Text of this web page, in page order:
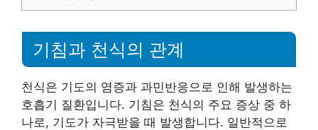
기침과 천식의 관계
천식은 기도의 염증과 과민반응으로 인해 발생하는
호흡기 질환입니다. 기침은 천식의 주요 증상 중 하
나로, 기도가 자극받을 때 발생합니다. 일반적으로